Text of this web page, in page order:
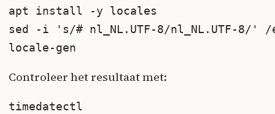
apt install -y locales
sed -i 's/# nl_NL.UTF-8/nl_NL.UTF-8/'
locale-gen
Controleer het resultaat met:
timedatectl